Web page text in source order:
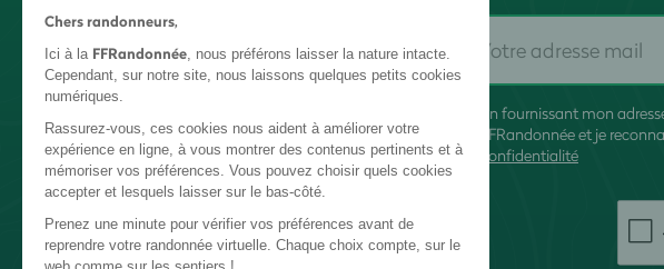
En fournissant mon
FFRandonnée et je
confidentialité
Chers randonneurs,
Ici à la FFRandonnée, nous préférons laisser la nature intacte.
Cependant, sur notre site, nous laissons quelques petits cookies
numériques.
Rassurez-vous, ces cookies nous aident à améliorer votre
expérience en ligne, à vous montrer des contenus pertinents et à
mémoriser vos préférences. Vous pouvez choisir quels cookies
accepter et lesquels laisser sur le bas-côté.
Prenez une minute pour vérifier vos préférences avant de
reprendre votre randonnée virtuelle. Chaque choix compte, sur le